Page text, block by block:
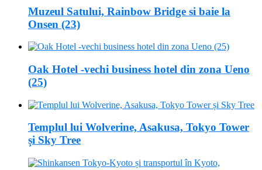
Muzeul Satului, Rainbow Bridge si baie la
Onsen (23)
Oak Hotel -vechi business hotel din zona Ueno
(25)
Templul lui Wolverine, Asakusa, Tokyo Tower
și Sky Tree